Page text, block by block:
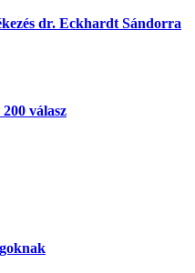
dr. Eckhardt Sándorra
válasz